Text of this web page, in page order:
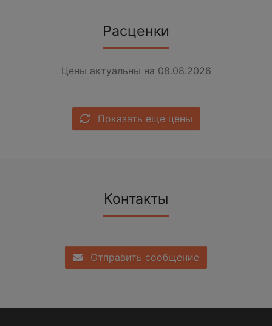
Расценки
Цены актуальны на 08.08.2026
Показать еще цены
Контакты
Отправить сообщение